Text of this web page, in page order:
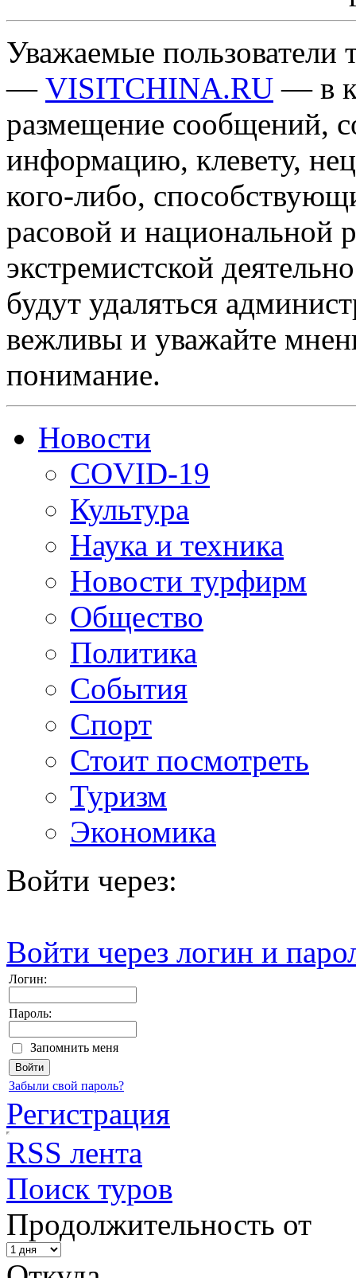
Уважаемые пользователи
— VISITCHINA.RU — в
размещение сообщений,
информацию, клевету,
кого-либо,
расовой и национальной
экстремистской
будут удаляться
вежливы и уважайте
понимание.
Новости
COVID-19
Культура
Наука и техника
Новости турфирм
Общество
Политика
События
Спорт
Стоит посмотреть
Туризм
Экономика
Войти через:
Войти через логин и
Логин:
Пароль:
Запомнить меня
Забыли свой пароль?
Регистрация
RSS лента
Поиск туров
Продолжительность от